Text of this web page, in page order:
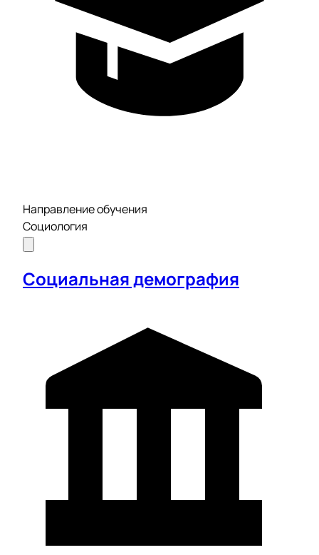
Направление обучения
Социология
Социальная демография